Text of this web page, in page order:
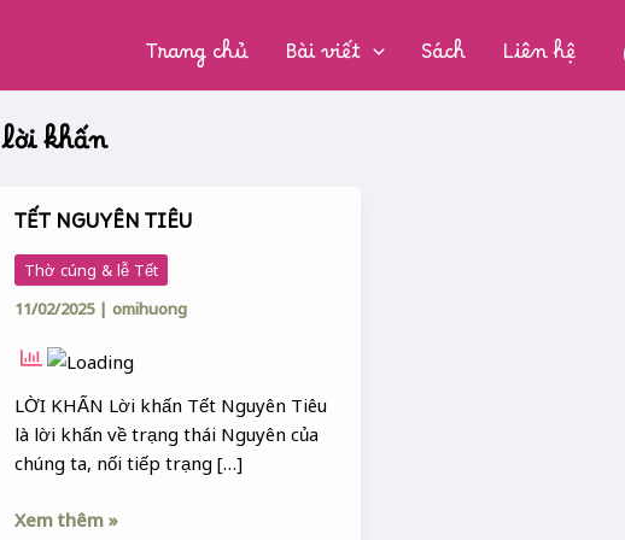
Trang chủ Bài viết Sách Liên hệ
lời khấn
TẾT NGUYÊN TIÊU
Thờ cúng & lễ Tết
11/02/2025 |omihuong
LỜI KHẤN Lời khấn Tết Nguyên Tiêu
là lời khấn về trạng thái Nguyên của
chúng ta, nối tiếp trạng […]
TẾT
NGUYÊN
TIÊU
Xem thêm »